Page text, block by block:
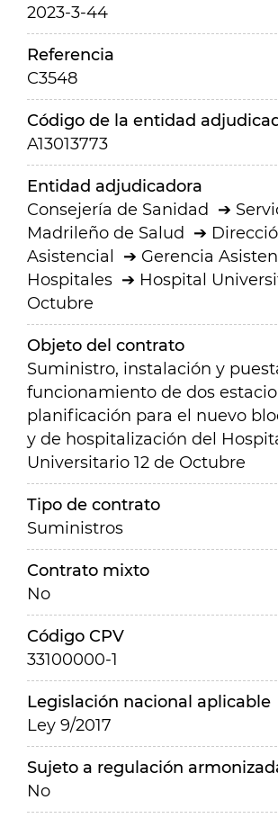
2023-3-44
Referencia
C3548
Código de la entidad
A13013773
Entidad adjudicadora
Consejería de Sanidad
Madrileño de Salud
Asistencial
Gerencia
Hospitales
Hospital
Octubre
Objeto del contrato
Suministro, instalación y
funcionamiento de dos
planificación para el nuevo
y de hospitalización del
Universitario 12 de Octubre
Tipo de contrato
Suministros
Contrato mixto
No
Código CPV
33100000-1
Legislación nacional aplicable
Ley 9/2017
Sujeto a regulación
No